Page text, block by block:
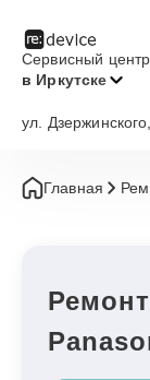
Сервисный центр
в Иркутске
ул.
Главная